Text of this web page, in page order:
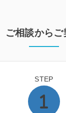
ご相談からご
STEP